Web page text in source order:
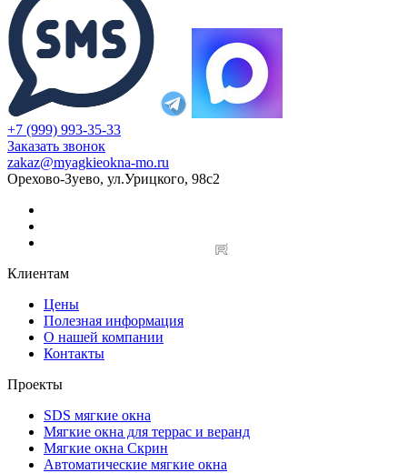
+7 (999) 993-35-33
Заказать звонок
zakaz@myagkieokna-mo.ru
Орехово-Зуево, ул.Урицкого, 98с2
Клиентам
Цены
Полезная информация
О нашей компании
Контакты
Проекты
SDS мягкие окна
Мягкие окна для террас и веранд
Мягкие окна Скрин
Автоматические мягкие окна